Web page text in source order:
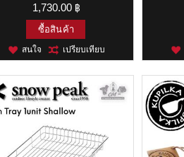
1,730.00 ฿
ซื้อสินค้า
สนใจ เปรียบเทียบ